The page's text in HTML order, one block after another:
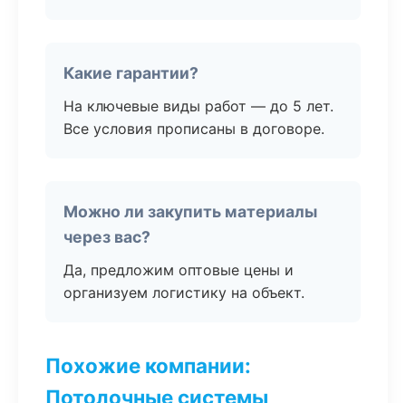
Какие гарантии?
На ключевые виды работ — до 5 лет.
Все условия прописаны в договоре.
Можно ли закупить материалы
через вас?
Да, предложим оптовые цены и
организуем логистику на объект.
Похожие компании:
Потолочные системы